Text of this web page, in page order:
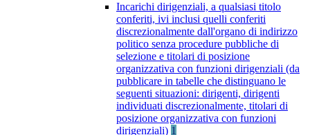
Incarichi dirigenziali, a qualsiasi titolo
conferiti, ivi inclusi quelli conferiti
discrezionalmente dall'organo di indirizzo
politico senza procedure pubbliche di
selezione e titolari di posizione
organizzativa con funzioni dirigenziali (da
pubblicare in tabelle che distinguano le
seguenti situazioni: dirigenti, dirigenti
individuati discrezionalmente, titolari di
posizione organizzativa con funzioni
dirigenziali) 1